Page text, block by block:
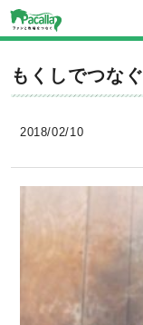
もくしでつな
2018/02/10